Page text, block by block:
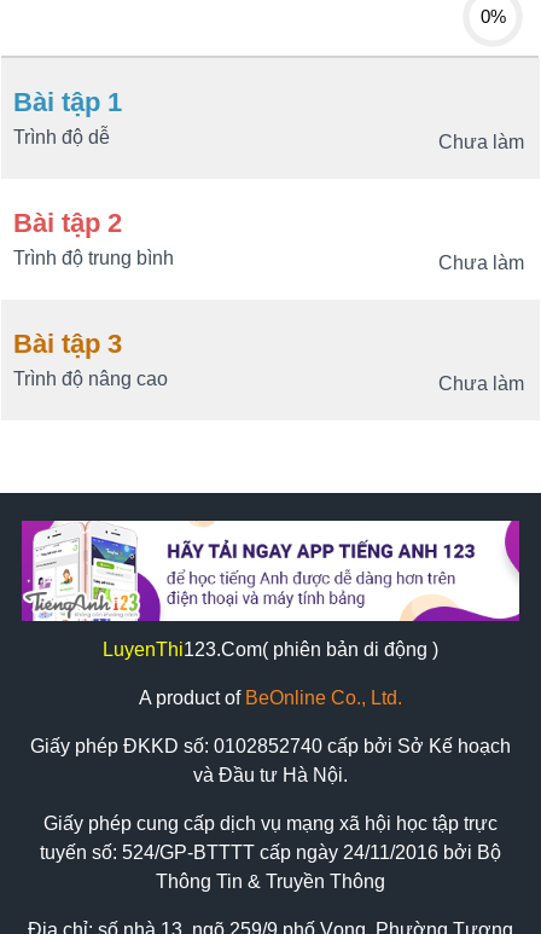
0%
Bài tập 1
Chưa làm
Trình độ dễ
Bài tập 2
Chưa làm
Trình độ trung bình
Bài tập 3
Chưa làm
Trình độ nâng cao
LuyenThi123.Com( phiên bản di động )
A product of BeOnline Co., Ltd.
Giấy phép ĐKKD số: 0102852740 cấp bởi Sở Kế hoạch
và Đầu tư Hà Nội.
Giấy phép cung cấp dịch vụ mạng xã hội học tập trực
tuyến số: 524/GP-BTTTT cấp ngày 24/11/2016 bởi Bộ
Thông Tin & Truyền Thông